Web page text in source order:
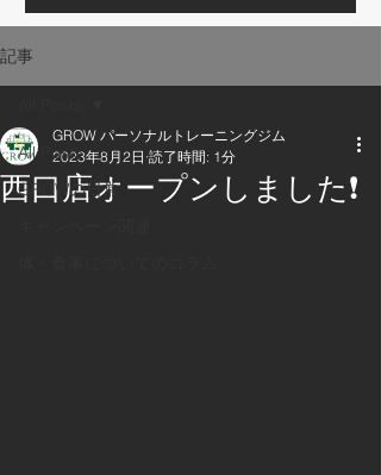
記事
All Posts
GROWの日常
西口店オープンしました❗
GROW パーソナルトレーニングジム
2023年8月2日 読了時間: 1分